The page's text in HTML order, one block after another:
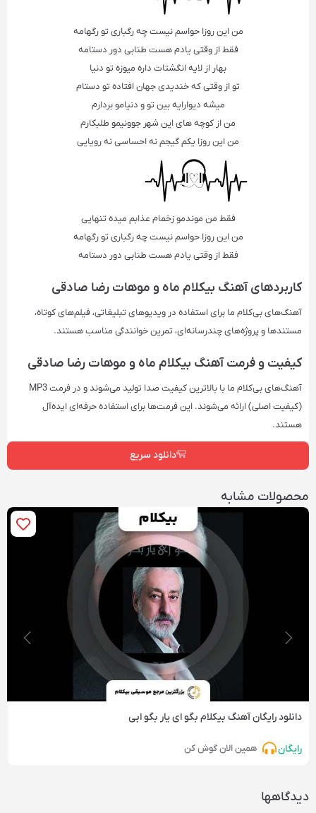
من اين روزا حواسم نيست چه رگبارى تو رگهامه
فقط از وقتى يادم هست طنابى دور دستامه
بهار از لايه انگشتات داره ميوزه تو دنيا
تو از وقتى كه خنديدى جهان افتاده تو دستام
ميشه ديوارايه بين تو و دنيامو بردارم
من از كوچه هاى اين شهر جوونيمو طلبكارم
من اين روزا يكم گيجم نه احساسى نه رويايى
فقط من موندمو زخمام عذابم ميده تنهايى
من اين روزا حواسم نيست چه رگبارى تو رگهامه
فقط از وقتى يادم هست طنابى دور دستامه
کاربردهای آهنگ‌ بیکلام ماه و موهات رضا صادقی
آهنگ‌های بی‌کلام ما برای استفاده در ویدیوهای تبلیغاتی، فیلم‌های کوتاه،
مستندها و پروژه‌های چندرسانه‌ای، تمرین خوانندگی مناسب هستند.
کیفیت و فرمت آهنگ‌ بیکلام ماه و موهات رضا صادقی
آهنگ‌های بی‌کلام ما با بالاترین کیفیت صدا تولید می‌شوند و در فرمت‌ MP3
(کیفیت اصلی) ارائه می‌شوند. این فرمت‌ها برای استفاده حرفه‌ای ایده‌آل
هستند.
دانلود سریع
محصولات مشابه
دانلود رایگان آهنگ‌ بیکلام بگو ای یار بگو ابی
رایگان همین الان گوش کن
دیدگاهها